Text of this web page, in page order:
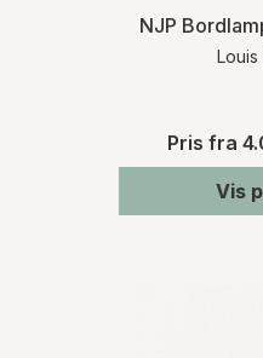
NJP
Louis
Pris fra
Vis